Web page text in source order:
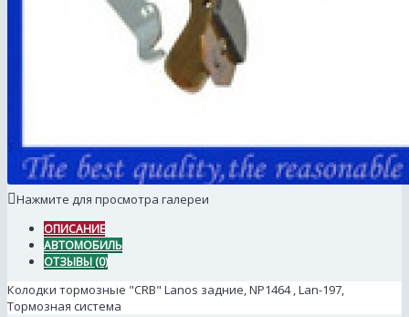
Нажмите для просмотра галереи
ОПИСАНИЕ
АВТОМОБИЛЬ
ОТЗЫВЫ (0)
Колодки тормозные "CRB" Lanos задние, NP1464 , Lan-197,
Тормозная система